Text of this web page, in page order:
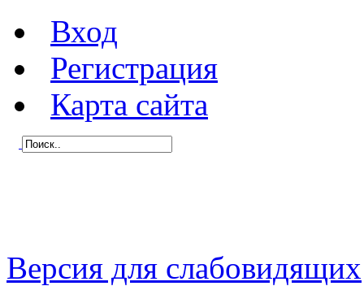
Вход
Регистрация
Карта сайта
Версия для слабовидящих